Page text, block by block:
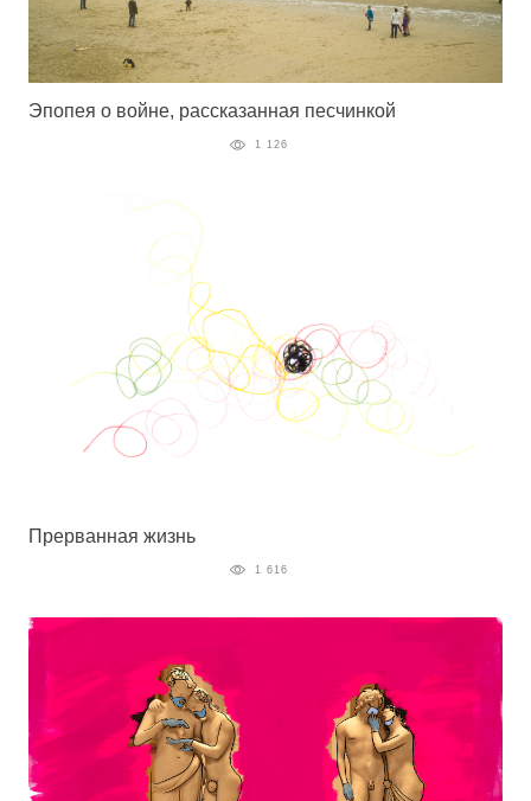
Эпопея о войне, рассказанная песчинкой
1 126
Прерванная жизнь
1 616